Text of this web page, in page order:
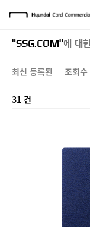
"SSG.COM"에 대
최신 등록된 조회수
31 건